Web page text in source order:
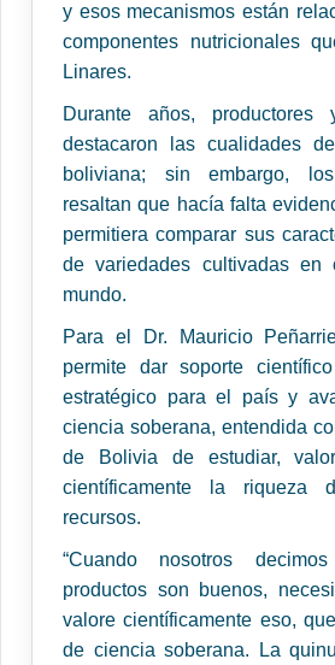
y esos mecanismos están
componentes nutricionales
Linares.
Durante años, productores
destacaron las cualidades
boliviana; sin embargo, los
resaltan que hacía falta
permitiera comparar sus
de variedades cultivadas en
mundo.
Para el Dr. Mauricio
permite dar soporte
estratégico para el país y
ciencia soberana, entendida
de Bolivia de estudiar,
científicamente la riqueza
recursos.
“Cuando nosotros
productos son buenos,
valore científicamente eso,
de ciencia soberana. La